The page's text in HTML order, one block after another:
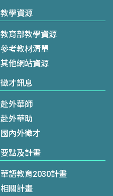
教學資源
教育部教學資源
參考教材清單
其他網站資源
徵才訊息
赴外華師
赴外華助
國內外徵才
要點及計畫
華語教育2030計畫
相關計畫